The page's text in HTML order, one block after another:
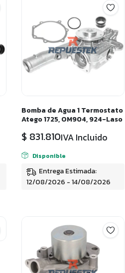
Bomba de Agua 1 Termostato
Atego 1725, OM904, 924-Laso
$ 831.810IVA Incluido
Disponible
Entrega Estimada:
12/08/2026 - 14/08/2026